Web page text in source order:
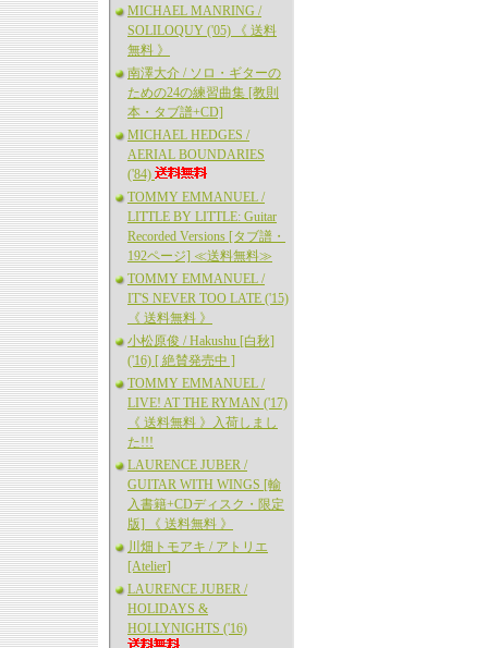
MICHAEL MANRING /
SOLILOQUY ('05) 《 送料
無料 》
南澤大介 / ソロ・ギターの
ための24の練習曲集 [教則
本・タブ譜+CD]
MICHAEL HEDGES /
AERIAL BOUNDARIES
('84)
TOMMY EMMANUEL /
LITTLE BY LITTLE: Guitar
Recorded Versions [タブ譜・
192ページ] ≪送料無料≫
TOMMY EMMANUEL /
IT'S NEVER TOO LATE ('15)
《 送料無料 》
小松原俊 / Hakushu [白秋]
('16) [ 絶賛発売中 ]
TOMMY EMMANUEL /
LIVE! AT THE RYMAN ('17)
《 送料無料 》入荷しまし
た!!!
LAURENCE JUBER /
GUITAR WITH WINGS [輸
入書籍+CDディスク・限定
版] 《 送料無料 》
川畑トモアキ / アトリエ
[Atelier]
LAURENCE JUBER /
HOLIDAYS &
HOLLYNIGHTS ('16)